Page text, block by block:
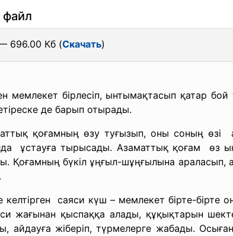
файл
696.00 Кб (Скачать)
мемлекет бірлесіп, ынтымақтасып қатар бой
де барып отырады.
қоғамның өзу туғызып, оны соның
ұстауға тырысады. Азаматтық қоғам өз
Қоғамның бүкіл ұңғыл-шұңғылына
келтірген саяси күш – мемлекет бірте-
жағынан қыспаққа алады, құқықтарын
айдауға жіберіп, түрмелерге жабады.